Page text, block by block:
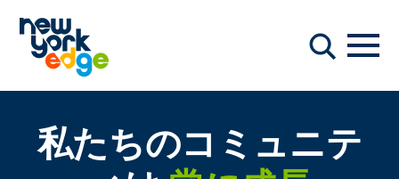
検索
ナ
私たちのコミュニテ